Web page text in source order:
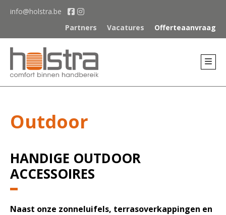
info@holstra.be
Partners
Vacatures Offerteaanvraag
Outdoor
HANDIGE OUTDOOR
ACCESSOIRES
Naast onze zonneluifels, terrasoverkappingen en